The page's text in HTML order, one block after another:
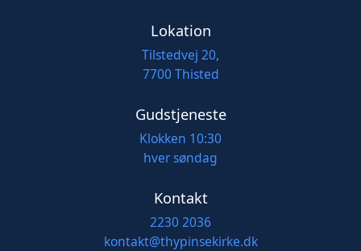
Lokation
Tilstedvej 20,
7700 Thisted
Gudstjeneste
Klokken 10:30
hver søndag
Kontakt
2230 2036
kontakt@thypinsekirke.dk